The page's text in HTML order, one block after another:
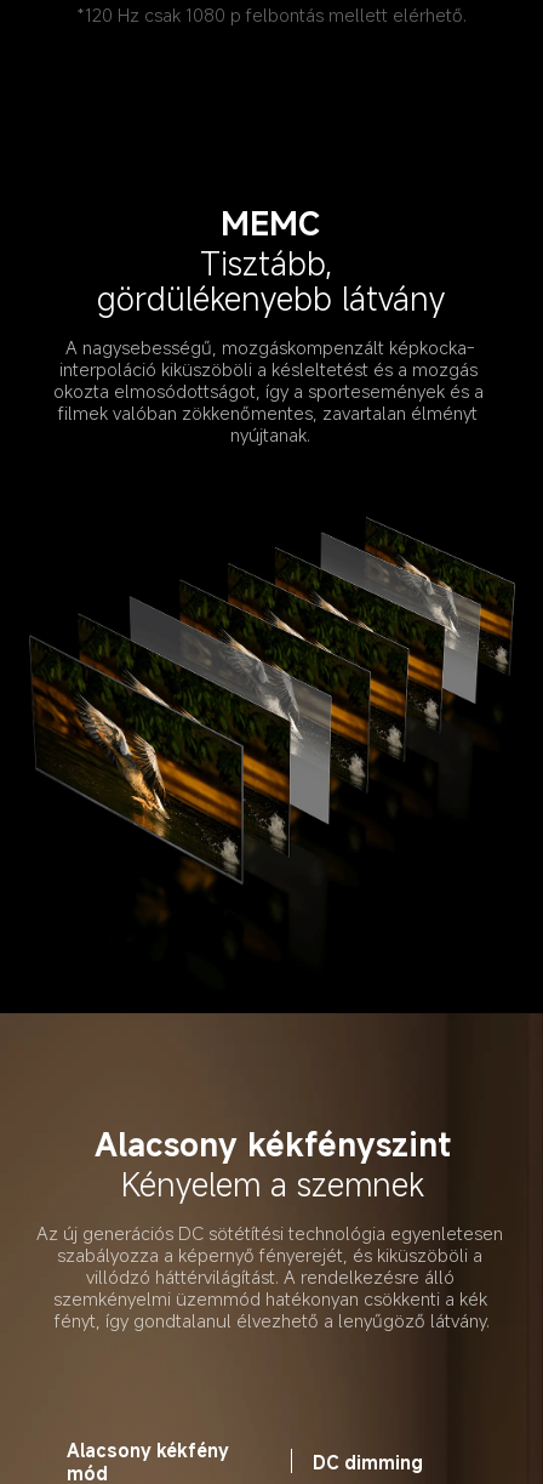
*120 Hz csak 1080 p felbontás mellett elérhető.
MEMC
Tisztább,
gördülékenyebb látvány
A nagysebességű, mozgáskompenzált képkocka-
interpoláció kiküszöböli a késleltetést és a mozgás
okozta elmosódottságot, így a sportesemények és a
filmek valóban zökkenőmentes, zavartalan élményt
nyújtanak.
Alacsony kékfényszint
Kényelem a szemnek
Az új generációs DC sötétítési technológia egyenletesen
szabályozza a képernyő fényerejét, és kiküszöböli a
villódzó háttérvilágítást. A rendelkezésre álló
szemkényelmi üzemmód hatékonyan csökkenti a kék
fényt, így gondtalanul élvezhető a lenyűgöző látvány.
Alacsony kékfény
mód
DC dimming